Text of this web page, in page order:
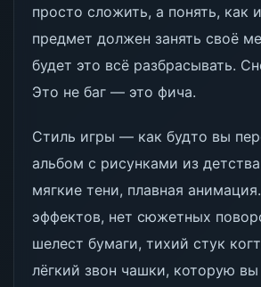
просто сложить, а понять, как
предмет должен занять своё
будет это всё разбрасывать.
Это не баг — это фича.
Стиль игры — как будто вы
альбом с рисунками из
мягкие тени, плавная
эффектов, нет сюжетных
шелест бумаги, тихий стук
лёгкий звон чашки, которую вы